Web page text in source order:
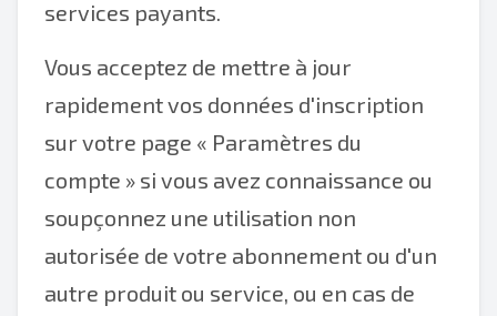
services payants.
Vous acceptez de mettre à jour
rapidement vos données d'inscription
sur votre page « Paramètres du
compte » si vous avez connaissance ou
soupçonnez une utilisation non
autorisée de votre abonnement ou d'un
autre produit ou service, ou en cas de